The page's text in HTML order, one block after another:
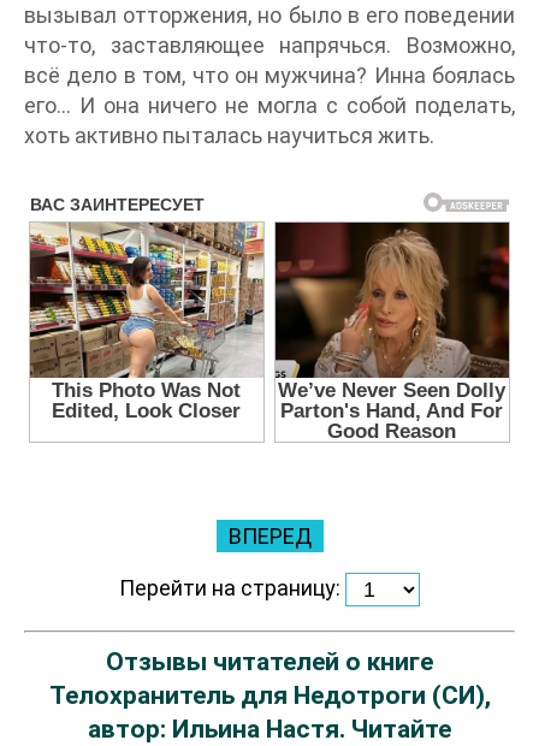
вызывал отторжения, но было в его поведении
что-то, заставляющее напрячься. Возможно,
всё дело в том, что он мужчина? Инна боялась
его… И она ничего не могла с собой поделать,
хоть активно пыталась научиться жить.
ВПЕРЕД
Перейти на страницу:
Отзывы читателей о книге
Телохранитель для Недотроги (СИ),
автор: Ильина Настя. Читайте